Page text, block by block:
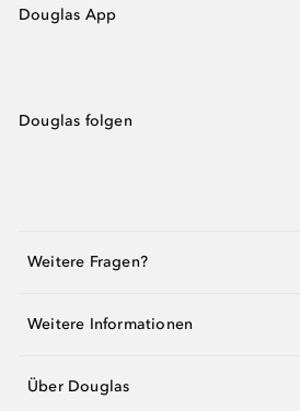
Douglas App
Douglas folgen
Weitere Fragen?
Weitere Informationen
Über Douglas